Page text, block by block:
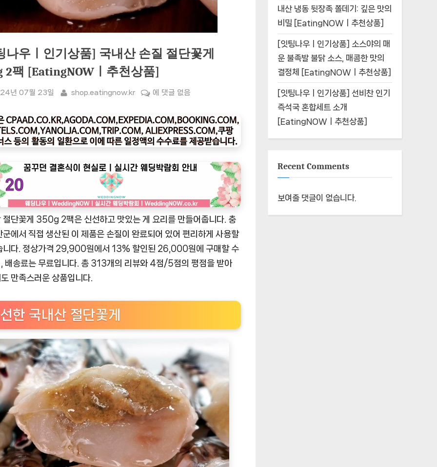
나우ㅣ인기상품] 국내산 손질 절단꽃게
2팩 [EatingNOWㅣ추천상품]
년 07월 23일 By
shop.eatingnow.kr
[잇
나
우
ㅣ
기
국
내
산
손
절
2
[EatingNOW
ㅣ
추
천
상
품]
에 댓글 없음
절단꽃게 350g 2팩은 신선하고 맛있는 게 요리를 만들어줍니다. 충
군에서 직접 생산된 이 제품은 손질이 완료되어 있어 편리하게 사용할
니다. 정상가격 29,900원에서 13% 할인된 26,000원에 구매할 수
배송료는 무료입니다. 총 313개의 리뷰와 4점/5점의 평점을 받아
만족스러운 상품입니다.
한 국내산 절단꽃게
내산 냉동 뒷장족 쫄데기: 깊은 맛의
비밀 [EatingNOWㅣ추천상품]
[잇팅나우ㅣ인기상품] 소스야의 매
운 불족발 불닭 소스, 매콤한 맛의
결정체 [EatingNOWㅣ추천상품]
[잇팅나우ㅣ인기상품] 선비찬 인기
즉석국 혼합세트 소개
[EatingNOWㅣ추천상품]
Recent Comments
보여줄 댓글이 없습니다.